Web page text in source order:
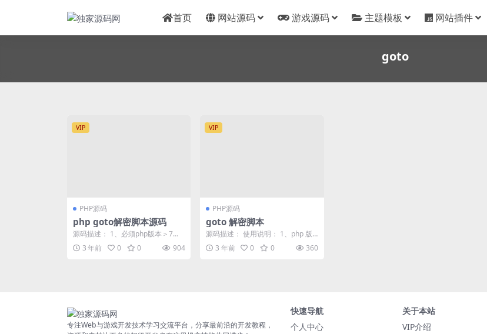
首页 网站源码 游戏源码 主题模板 网站插件
goto
VIP
PHP源码
php goto解密脚本源码
源码描述： 1、必须php版本＞7
2、被加密的文件放到decodeFile文
件...3 年前 0 0 904
VIP
PHP源码
goto 解密脚本
源码描述： 使用说明： 1、php 版
本需要大于 7 2、需要解密的文件放
到 d...3 年前 0 0 360
专注Web与游戏开发技术学习交流平台，分享最前沿的开发教程，
快速导航
个人中心
关于本站
VIP介绍